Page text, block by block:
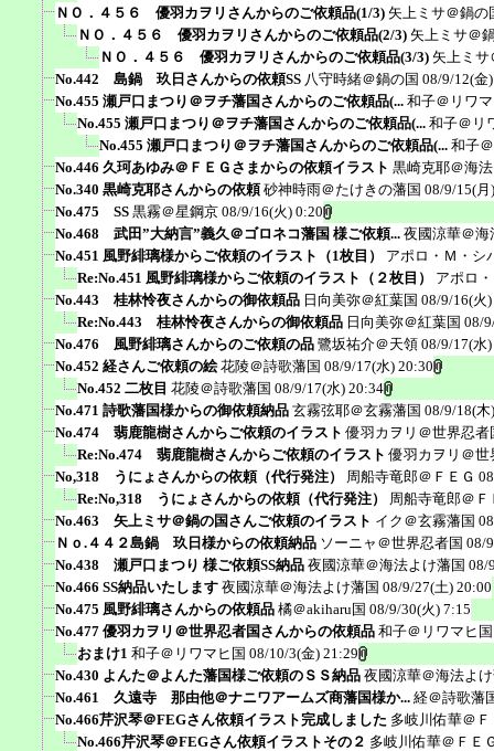
ＮＯ．４５６ 優羽カヲリさんからのご依頼品(1/3) 矢上ミサ＠鍋の
ＮＯ．４５６ 優羽カヲリさんからのご依頼品(2/3) 矢上ミサ＠
ＮＯ．４５６ 優羽カヲリさんからのご依頼品(3/3) 矢上ミサ
No.442 島鍋 玖日さんからの依頼SS 八守時緒＠鍋の国 08/9/12(金
No.455 瀬戸口まつり＠ヲチ藩国さんからのご依頼品(... 和子＠リワ
No.455 瀬戸口まつり＠ヲチ藩国さんからのご依頼品(... 和子＠リ
No.455 瀬戸口まつり＠ヲチ藩国さんからのご依頼品(... 和子
No.446 久珂あゆみ＠ＦＥＧさまからの依頼イラスト 黒崎克耶＠海
No.340 黒崎克耶さんからの依頼 砂神時雨＠たけきの藩国 08/9/15(月
No.475 SS 黒霧＠星鋼京 08/9/16(火) 0:20
No.468 武田”大納言”義久＠ゴロネコ藩国 様ご依頼... 夜國涼華＠海
No.451 風野緋璃様からご依頼のイラスト（1枚目）
アポロ・Ｍ・シ
Re:No.451 風野緋璃様からご依頼のイラスト（２枚目）
アポロ
No.443 桂林怜夜さんからの御依頼品 日向美弥＠紅葉国 08/9/16(火
Re:No.443 桂林怜夜さんからの御依頼品 日向美弥＠紅葉国 08/
No.476 風野緋璃さんからのご依頼の品 鷺坂祐介＠天領 08/9/17(水
No.452 経さんご依頼の絵 花陵＠詩歌藩国 08/9/17(水) 20:30
No.452 二枚目 花陵＠詩歌藩国 08/9/17(水) 20:34
No.471 詩歌藩国様からの御依頼納品 玄霧弦耶＠玄霧藩国 08/9/18(木
No.474 翡鹿龍樹さんからご依頼のイラスト 優羽カヲリ＠世界忍者
Re:No.474 翡鹿龍樹さんからご依頼のイラスト 優羽カヲリ＠世
No,318 うにょさんからの依頼（代行発注）
周船寺竜郎＠ＦＥＧ
Re:No,318 うにょさんからの依頼（代行発注）
周船寺竜郎＠Ｆ
No.463 矢上ミサ＠鍋の国さんご依頼のイラスト イク＠玄霧藩国
Ｎｏ.４４２島鍋 玖日様からの依頼納品 ソーニャ＠世界忍者国 08/
No.438 瀬戸口まつり 様ご依頼SS納品 夜國涼華＠海法よけ藩国 08/
No.466 SS納品いたします 夜國涼華＠海法よけ藩国 08/9/27(土) 20:00
No.475 風野緋璃さんからの依頼品 橘＠akiharu国 08/9/30(火) 7:15
No.477 優羽カヲリ＠世界忍者国さんからの依頼品 和子＠リワマヒ国
おまけ1 和子＠リワマヒ国 08/10/3(金) 21:29
No.430 よんた＠よんた藩国様ご依頼のＳＳ納品 夜國涼華＠海法よ
No.461 久遠寺 那由他＠ナニワアームズ商藩国様か... 経＠詩歌藩
No.466芹沢琴＠FEGさん依頼イラスト完成しました 多岐川佑華＠Ｆ
No.466芹沢琴＠FEGさん依頼イラストその２ 多岐川佑華＠ＦＥ